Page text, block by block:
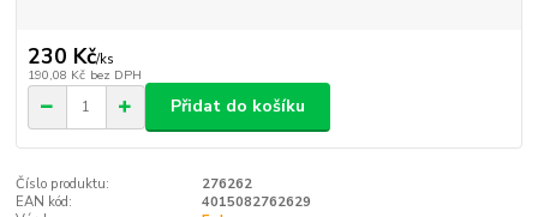
230 Kč/ks
190,08 Kč bez DPH
Přidat do košíku
Číslo produktu:
276262
EAN kód:
4015082762629